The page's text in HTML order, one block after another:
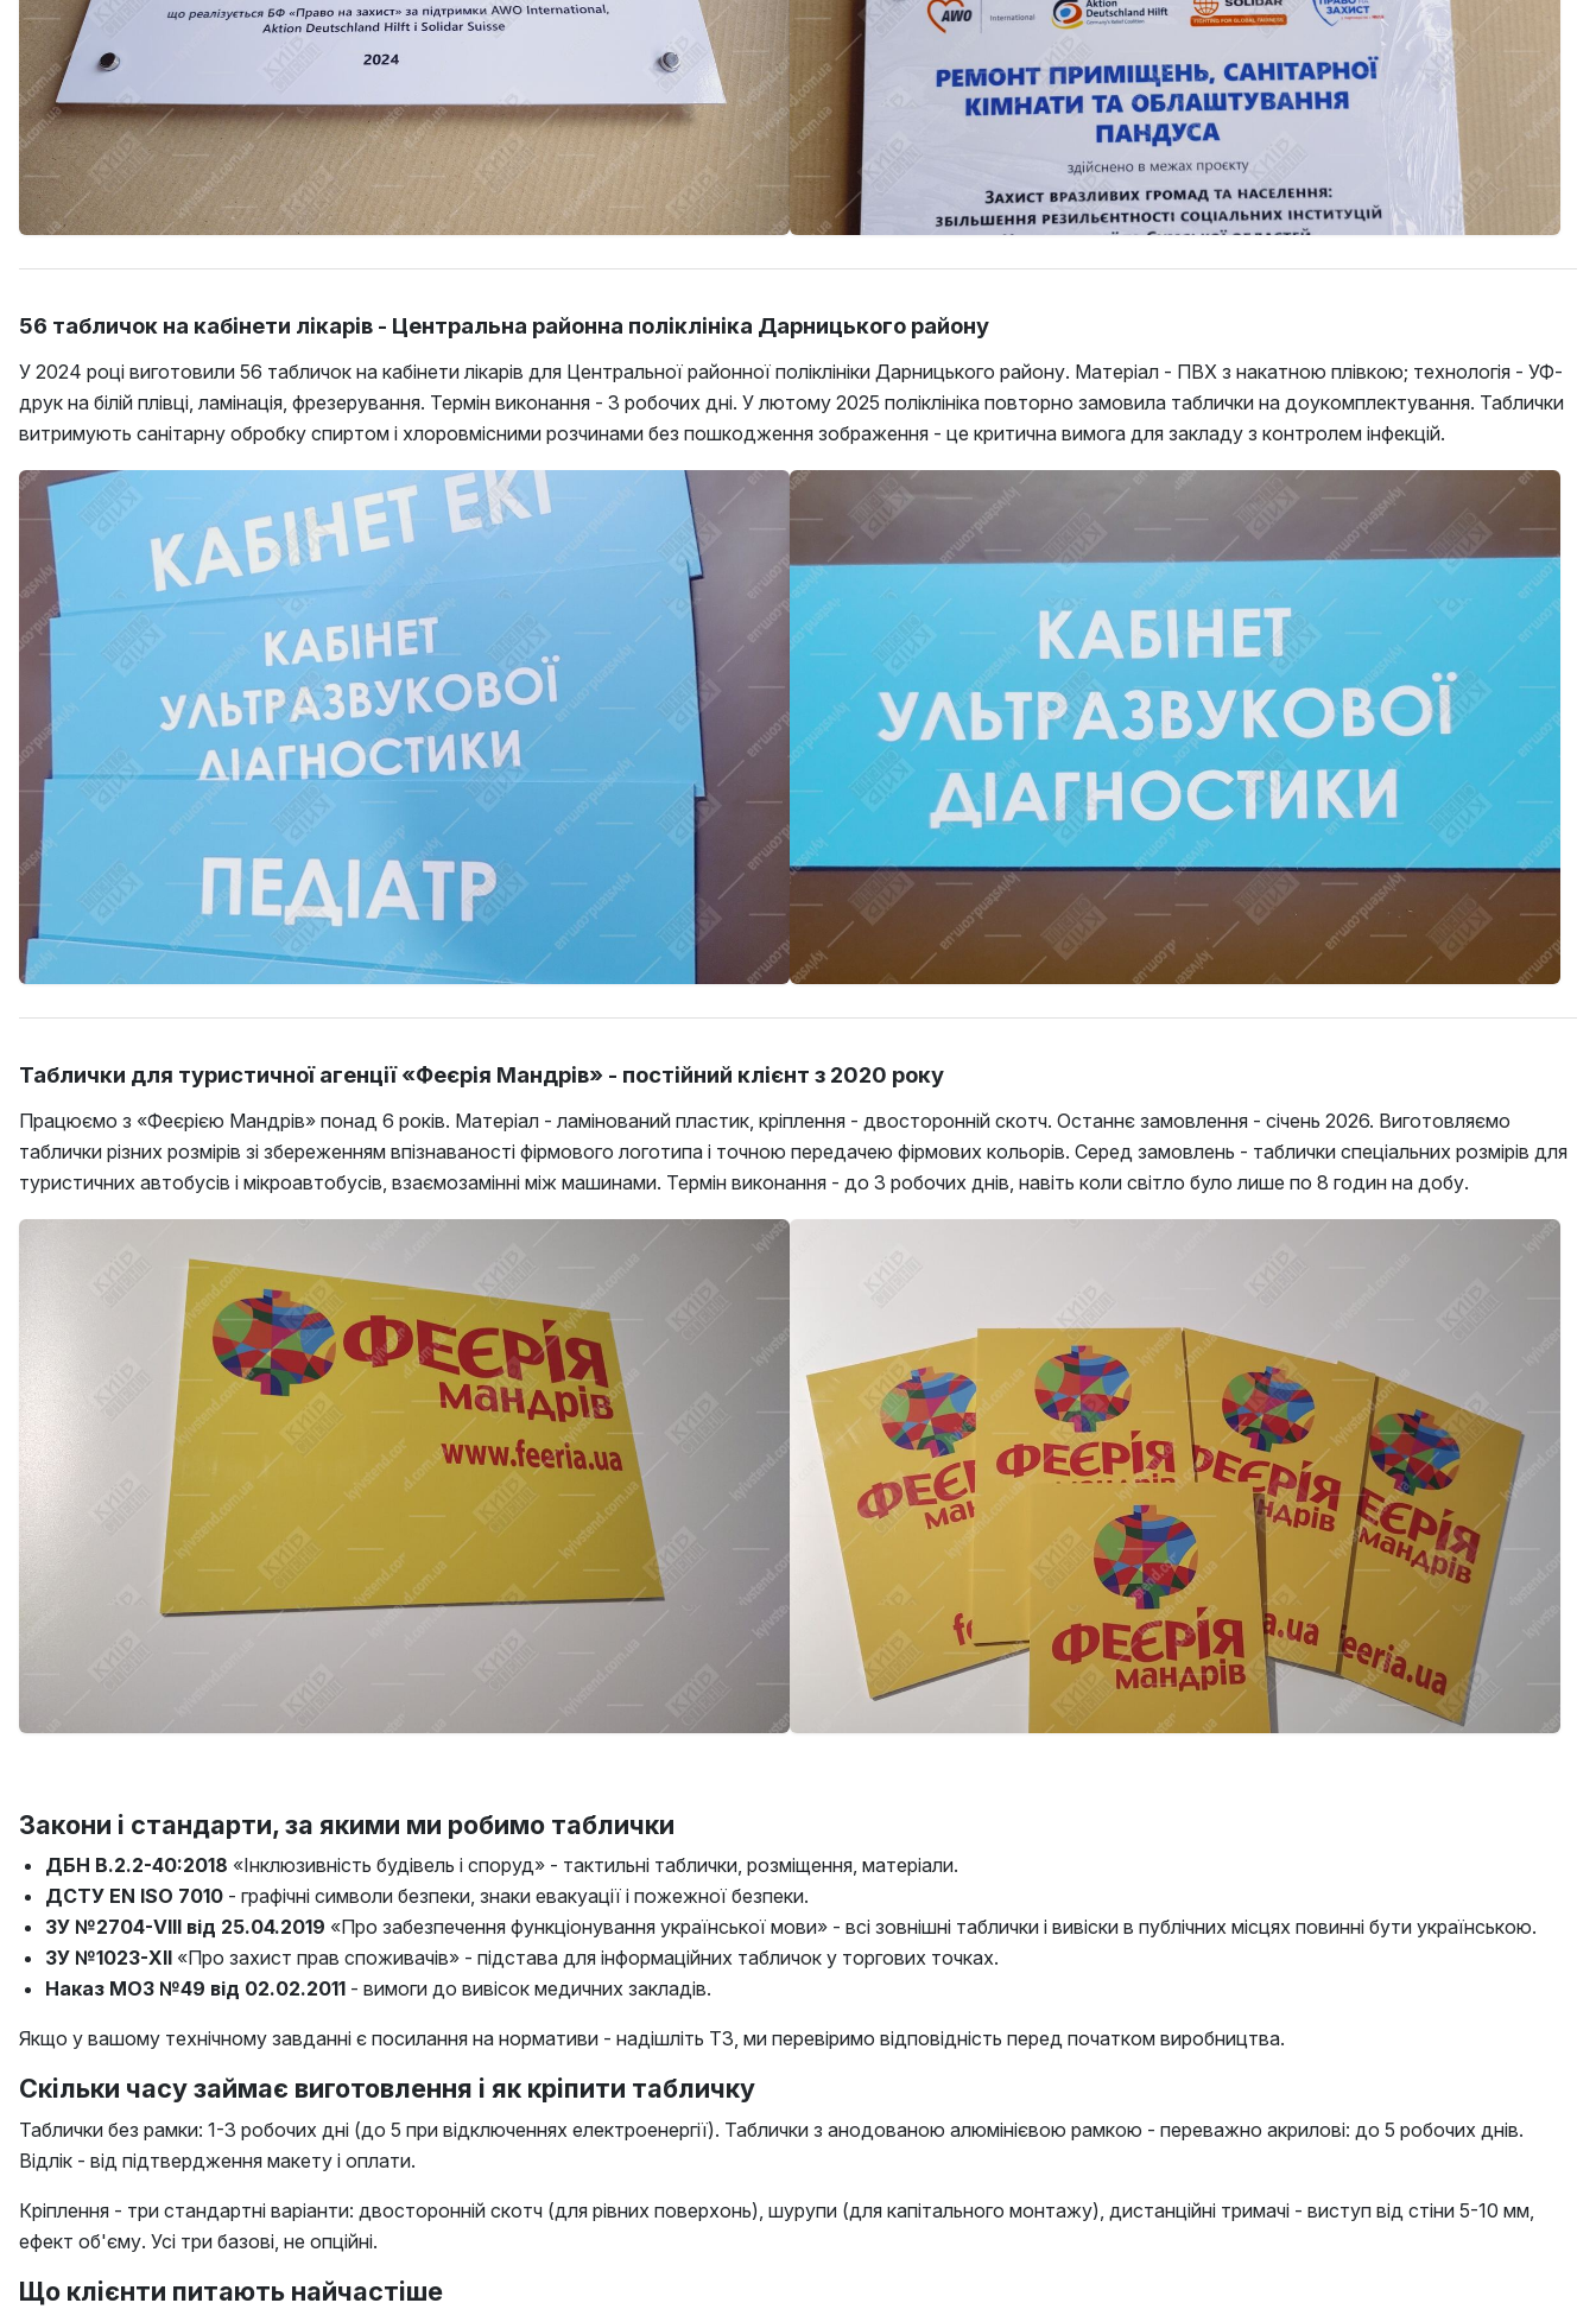
56 табличок на кабінети лікарів - Центральна районна поліклініка Дарницького району
У 2024 році виготовили 56 табличок на кабінети лікарів для Центральної районної поліклініки Дарницького району. Матеріал - ПВХ з накатною плівкою; технологія - УФ-
друк на білій плівці, ламінація, фрезерування. Термін виконання - 3 робочих дні. У лютому 2025 поліклініка повторно замовила таблички на доукомплектування. Таблички
витримують санітарну обробку спиртом і хлоровмісними розчинами без пошкодження зображення - це критична вимога для закладу з контролем інфекцій.
Таблички для туристичної агенції «Феєрія Мандрів» - постійний клієнт з 2020 року
Працюємо з «Феєрією Мандрів» понад 6 років. Матеріал - ламінований пластик, кріплення - двосторонній скотч. Останнє замовлення - січень 2026. Виготовляємо
таблички різних розмірів зі збереженням впізнаваності фірмового логотипа і точною передачею фірмових кольорів. Серед замовлень - таблички спеціальних розмірів для
туристичних автобусів і мікроавтобусів, взаємозамінні між машинами. Термін виконання - до 3 робочих днів, навіть коли світло було лише по 8 годин на добу.
Закони і стандарти, за якими ми робимо таблички
ДБН В.2.2-40:2018 «Інклюзивність будівель і споруд» - тактильні таблички, розміщення, матеріали.
ДСТУ EN ISO 7010 - графічні символи безпеки, знаки евакуації і пожежної безпеки.
ЗУ №2704-VIII від 25.04.2019 «Про забезпечення функціонування української мови» - всі зовнішні таблички і вивіски в публічних місцях повинні бути українською.
ЗУ №1023-XII «Про захист прав споживачів» - підстава для інформаційних табличок у торгових точках.
Наказ МОЗ №49 від 02.02.2011 - вимоги до вивісок медичних закладів.
Якщо у вашому технічному завданні є посилання на нормативи - надішліть ТЗ, ми перевіримо відповідність перед початком виробництва.
Скільки часу займає виготовлення і як кріпити табличку
Таблички без рамки: 1-3 робочих дні (до 5 при відключеннях електроенергії). Таблички з анодованою алюмінієвою рамкою - переважно акрилові: до 5 робочих днів.
Відлік - від підтвердження макету і оплати.
Кріплення - три стандартні варіанти: двосторонній скотч (для рівних поверхонь), шурупи (для капітального монтажу), дистанційні тримачі - виступ від стіни 5-10 мм,
ефект об'єму. Усі три базові, не опційні.
Що клієнти питають найчастіше